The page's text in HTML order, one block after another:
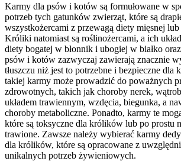
Karmy dla psów i kotów są formułowane w
potrzeb tych gatunków zwierząt, które są
wszystkożercami z przewagą diety mięsnej
Króliki natomiast są roślinożercami, a ich
diety bogatej w błonnik i ubogiej w białko
psów i kotów zazwyczaj zawierają znacznie
tłuszczu niż jest to potrzebne i bezpieczne dla
takiej karmy może prowadzić do poważnych
zdrowotnych, takich jak choroby nerek,
układem trawiennym, wzdęcia, biegunka, a
choroby metaboliczne. Ponadto, karmy te
które są toksyczne dla królików lub po prostu
trawione. Zawsze należy wybierać karmy
dla królików, które są opracowane z
unikalnych potrzeb żywieniowych.